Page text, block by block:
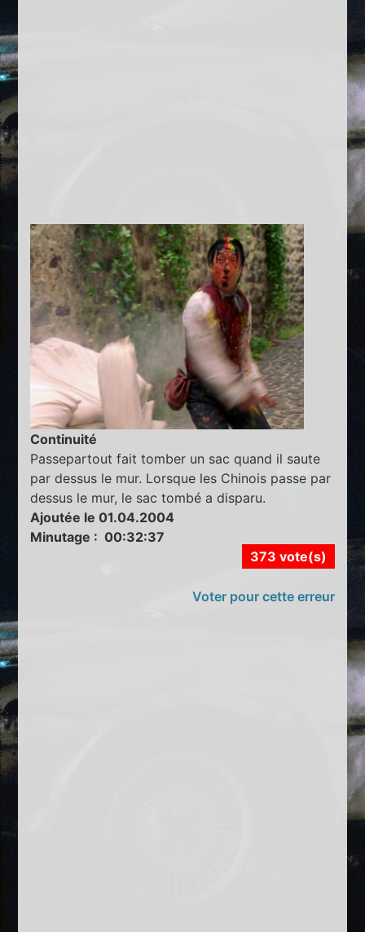
Continuité
Passepartout fait tomber un sac quand il saute
par dessus le mur. Lorsque les Chinois passe par
dessus le mur, le sac tombé a disparu.
Ajoutée le 01.04.2004
Minutage : 00:32:37
373 vote(s)
Voter pour cette erreur